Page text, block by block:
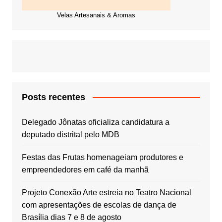
Velas Artesanais & Aromas
Posts recentes
Delegado Jônatas oficializa candidatura a
deputado distrital pelo MDB
Festas das Frutas homenageiam produtores e
empreendedores em café da manhã
Projeto Conexão Arte estreia no Teatro Nacional
com apresentações de escolas de dança de
Brasília dias 7 e 8 de agosto